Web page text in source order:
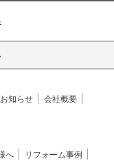
お知らせ
会社概要
へ
リフォーム事例